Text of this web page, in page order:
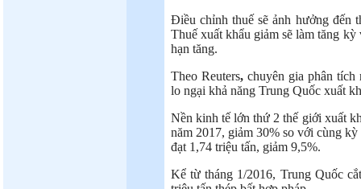
Điều chỉnh thuế sẽ ảnh hưởng đến
Thuế xuất khẩu giảm sẽ làm tăng
hạn tăng.
Theo Reuters,chuyên gia phân tích
lo ngại khả năng Trung Quốc xuất
Nền kinh tế lớn thứ 2 thế giới xuất
năm 2017, giảm 30% so với cùng
đạt 1,74 triệu tấn, giảm 9,5%.
Kể từ tháng 1/2016, Trung Quốc